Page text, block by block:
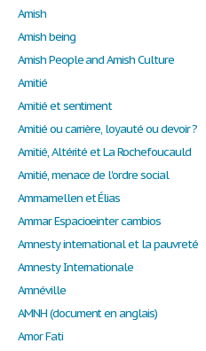
Amish
Amish being
Amish People and Amish Culture
Amitié
Amitié et sentiment
Amitié ou carrière, loyauté ou devoir ?
Amitié, Altérité et La Rochefoucauld
Amitié, menace de l'ordre social
Ammamellen еt Élias
Ammar Espacioeinter cambios
Amnesty international et la pauvreté
Amnesty Internationale
Amnéville
AMNH (document en anglais)
Amor Fati